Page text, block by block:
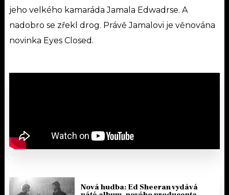
jeho velkého kamaráda Jamala Edwadrse. A
nadobro se zřekl drog. Právě Jamalovi je věnována
novinka Eyes Closed.
Nová hudba: Ed Sheeran vydává